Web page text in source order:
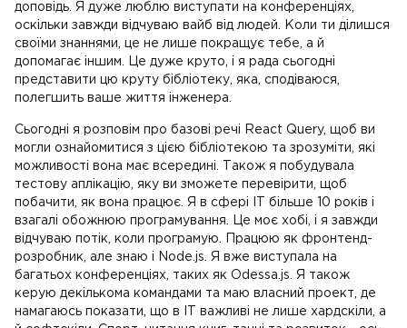
доповідь. Я дуже люблю виступати на конференціях,
оскільки завжди відчуваю вайб від людей. Коли ти ділишся
своїми знаннями, це не лише покращує тебе, а й
допомагає іншим. Це дуже круто, і я рада сьогодні
представити цю круту бібліотеку, яка, сподіваюся,
полегшить ваше життя інженера.
Сьогодні я розповім про базові речі React Query, щоб ви
могли ознайомитися з цією бібліотекою та зрозуміти, які
можливості вона має всередині. Також я побудувала
тестову аплікацію, яку ви зможете перевірити, щоб
побачити, як вона працює. Я в сфері IT більше 10 років і
взагалі обожнюю програмування. Це моє хобі, і я завжди
відчуваю потік, коли програмую. Працюю як фронтенд-
розробник, але знаю і Node.js. Я вже виступала на
багатьох конференціях, таких як Odessa.js. Я також
керую декількома командами та маю власний проект, де
намагаюсь показати, що в IT важливі не лише хардскіли, а